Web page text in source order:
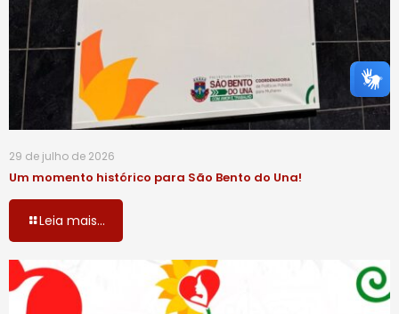
29 de julho de 2026
Um momento histórico para São Bento do Una!
Leia mais...